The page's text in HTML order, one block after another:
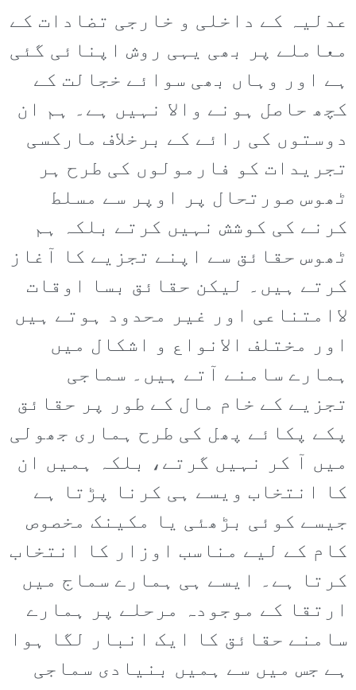
عدلیہ کے داخلی و خارجی تضادات کے
معاملے پر بھی یہی روش اپنائی گئی
ہے اور وہاں بھی سوائے خجالت کے
کچھ حاصل ہونے والا نہیں ہے۔ ہم ان
دوستوں کی رائے کے برخلاف مارکسی
تجریدات کو فارمولوں کی طرح ہر
ٹھوس صورتحال پر اوپر سے مسلط
کرنے کی کوشش نہیں کرتے بلکہ ہم
ٹھوس حقائق سے اپنے تجزیے کا آغاز
کرتے ہیں۔ لیکن حقائق بسا اوقات
لاامتناعی اور غیر محدود ہوتے ہیں
اور مختلف الانواع و اشکال میں
ہمارے سامنے آتے ہیں۔ سماجی
تجزیے کے خام مال کے طور پر حقائق
پکے پکائے پھل کی طرح ہماری جھولی
میں آ کر نہیں گرتے، بلکہ ہمیں ان
کا انتخاب ویسے ہی کرنا پڑتا ہے
جیسے کوئی بڑھئی یا مکینک مخصوص
کام کے لیے مناسب اوزار کا انتخاب
کرتا ہے۔ ایسے ہی ہمارے سماج میں
ارتقا کے موجودہ مرحلے پر ہمارے
سامنے حقائق کا ایک انبار لگا ہوا
ہے جس میں سے ہمیں بنیادی سماجی